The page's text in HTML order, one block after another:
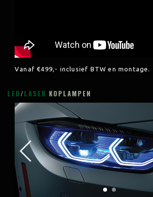
Vanaf €499,- inclusief BTW en montage.
LED /LASER KOPLAMPEN